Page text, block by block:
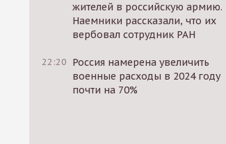
жителей в российскую армию.
Наемники рассказали, что их
вербовал сотрудник РАН
22:20 Россия намерена увеличить
военные расходы в 2024 году
почти на 70%